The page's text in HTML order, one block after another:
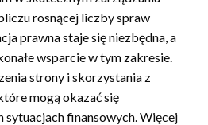
rosnącej liczby spraw
prawna staje się niezbędna, a
wsparcie w tym zakresie.
strony i skorzystania z
mogą okazać się
sytuacjach finansowych. Więcej